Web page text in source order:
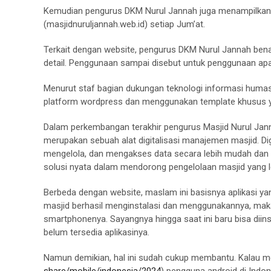
Kemudian pengurus DKM Nurul Jannah juga
(masjidnuruljannah.web.id) setiap Jum’at.
Terkait dengan website, pengurus DKM Nurul Jannah
detail. Penggunaan sampai disebut untuk penggunaan
Menurut staf bagian dukungan teknologi informasi
platform wordpress dan menggunakan template khusus
Dalam perkembangan terakhir pengurus Masjid Nurul
merupakan sebuah alat digitalisasi manajemen masjid.
mengelola, dan mengakses data secara lebih mudah
solusi nyata dalam mendorong pengelolaan masjid yang
Berbeda dengan website, maslam ini basisnya aplikasi
masjid berhasil menginstalasi dan menggunakannya,
smartphonenya. Sayangnya hingga saat ini baru bisa
belum tersedia aplikasinya.
Namun demikian, hal ini sudah cukup membantu. Kalau